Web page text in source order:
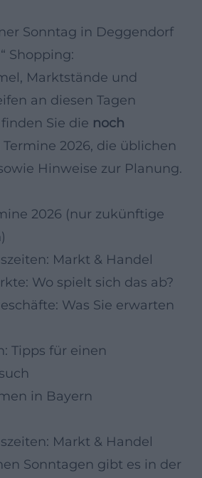
Sonntag in Deggendorf
Shopping:
Marktstände und
an diesen Tagen
Sie die noch
Termine 2026, die üblichen
Hinweise zur Planung.
2026 (nur zukünftige
Markt & Handel
Wo spielt sich das ab?
Was Sie erwarten
Tipps für einen
in Bayern
Markt & Handel
Sonntagen gibt es in der